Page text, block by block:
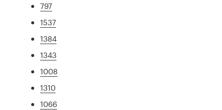
797
1537
1384
1343
1008
1310
1066